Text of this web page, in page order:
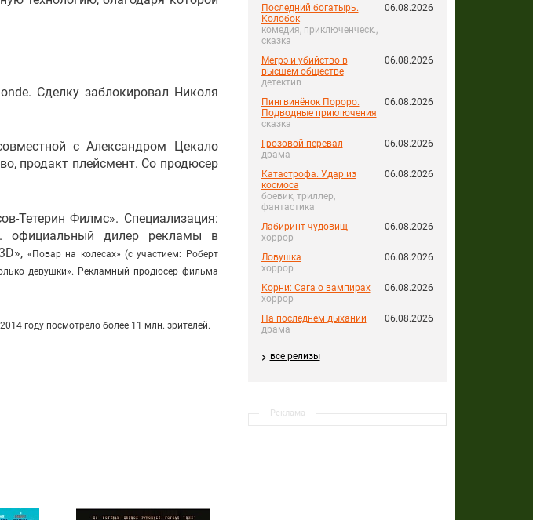
Последний богатырь.
Колобок
комедия, приключенческ.,
сказка
06.08.2026
Мегрэ и убийство в
высшем обществе
детектив
06.08.2026
Пингвинёнок Пороро.
Подводные приключения
сказка
06.08.2026
Грозовой перевал
драма
06.08.2026
Катастрофа. Удар из
космоса
боевик, триллер,
фантастика
06.08.2026
Лабиринт чудовищ
хоррор
06.08.2026
Ловушка
хоррор
06.08.2026
Корни: Сага о вампирах
хоррор
06.08.2026
На последнем дыхании
драма
06.08.2026
все релизы
Реклама
Сделку заблокировал Николя
с Александром Цекало
продакт плейсмент. Со продюсер
Тетерин Филмс». Специализация:
официальный дилер рекламы в
«Повар на колесах» (с участием: Роберт
девушки». Рекламный продюсер фильма
году посмотрело более 11 млн. зрителей.